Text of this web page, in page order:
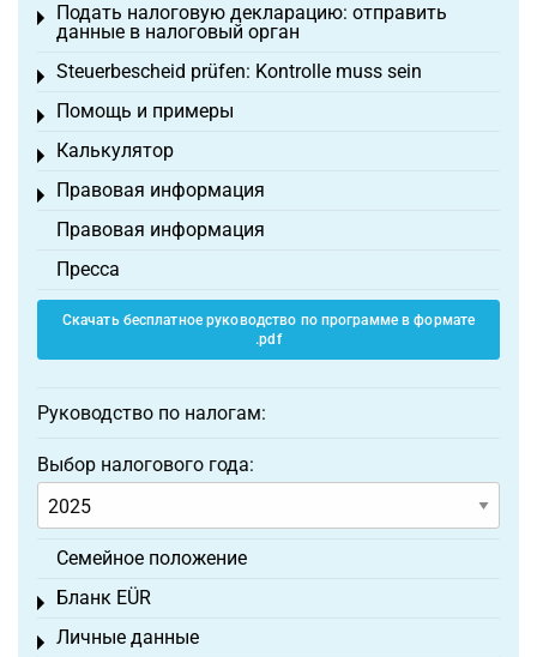
Подать налоговую декларацию: отправить
данные в налоговый орган
Toggle menu
Steuerbescheid prüfen: Kontrolle muss sein
Toggle menu
Помощь и примеры
Toggle menu
Калькулятор
Toggle menu
Правовая информация
Toggle menu
Правовая информация
Пресса
Скачать бесплатное руководство по программе в формате
.pdf
Руководство по налогам:
Выбор налогового года:
Семейное положение
Бланк EÜR
Toggle menu
Личные данные
Toggle menu